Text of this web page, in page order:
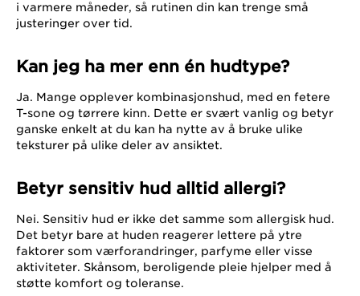
i varmere måneder, så rutinen din kan trenge små
justeringer over tid.
Kan jeg ha mer enn én hudtype?
Ja. Mange opplever kombinasjonshud, med en fetere
T-sone og tørrere kinn. Dette er svært vanlig og betyr
ganske enkelt at du kan ha nytte av å bruke ulike
teksturer på ulike deler av ansiktet.
Betyr sensitiv hud alltid allergi?
Nei. Sensitiv hud er ikke det samme som allergisk hud.
Det betyr bare at huden reagerer lettere på ytre
faktorer som værforandringer, parfyme eller visse
aktiviteter. Skånsom, beroligende pleie hjelper med å
støtte komfort og toleranse.